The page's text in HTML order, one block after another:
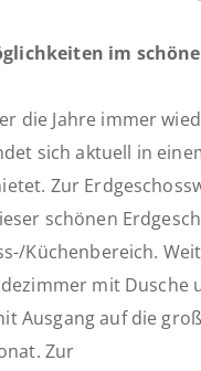
im
die Jahre immer
sich aktuell in
Zur
schönen
Küchenbereich.
mit Dusche
Ausgang auf die
Zur